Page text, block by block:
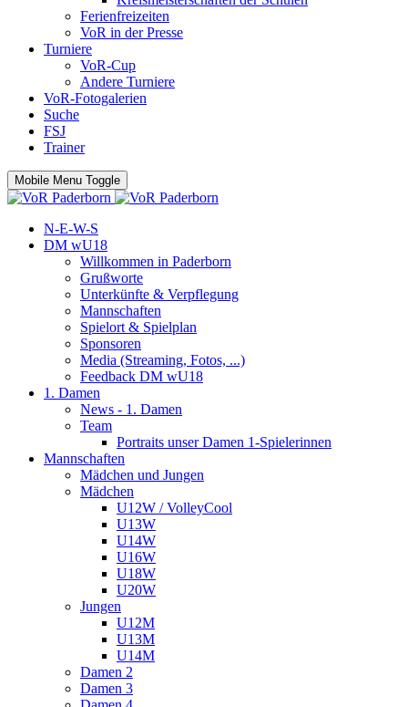
Ferienfreizeiten
VoR in der Presse
Turniere
VoR-Cup
Andere Turniere
VoR-Fotogalerien
Suche
FSJ
Trainer
Mobile Menu Toggle
N-E-W-S
DM wU18
Willkommen in Paderborn
Grußworte
Unterkünfte & Verpflegung
Mannschaften
Spielort & Spielplan
Sponsoren
Media (Streaming, Fotos, ...)
Feedback DM wU18
1. Damen
News - 1. Damen
Team
Portraits unser Damen 1-Spielerinnen
Mannschaften
Mädchen und Jungen
Mädchen
U12W / VolleyCool
U13W
U14W
U16W
U18W
U20W
Jungen
U12M
U13M
U14M
Damen 2
Damen 3